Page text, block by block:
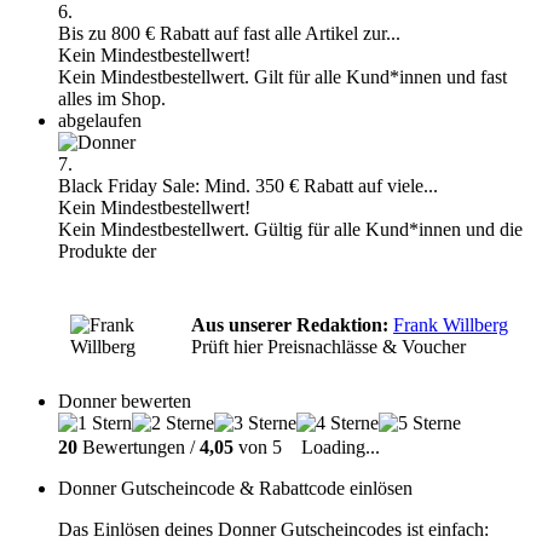
6.
Bis zu 800 € Rabatt auf fast alle Artikel zur...
Kein Mindestbestellwert!
Kein Mindestbestellwert. Gilt für alle Kund*innen und fast
alles im Shop.
abgelaufen
7.
Black Friday Sale: Mind. 350 € Rabatt auf viele...
Kein Mindestbestellwert!
Kein Mindestbestellwert. Gültig für alle Kund*innen und die
Produkte der
Aus unserer Redaktion: Frank Willberg
Prüft hier Preisnachlässe & Voucher
Donner bewerten
20 Bewertungen /4,05 von 5
Loading...
Donner Gutscheincode & Rabattcode einlösen
Das Einlösen deines Donner Gutscheincodes ist einfach: